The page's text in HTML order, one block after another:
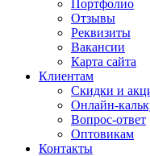
Портфолио
Отзывы
Реквизиты
Вакансии
Карта сайта
Клиентам
Скидки и
Онлайн-
Вопрос-ответ
Оптовикам
Контакты